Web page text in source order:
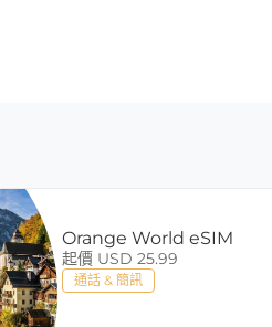
Orange World eSIM
起價 USD 25.99
通話 & 簡訊